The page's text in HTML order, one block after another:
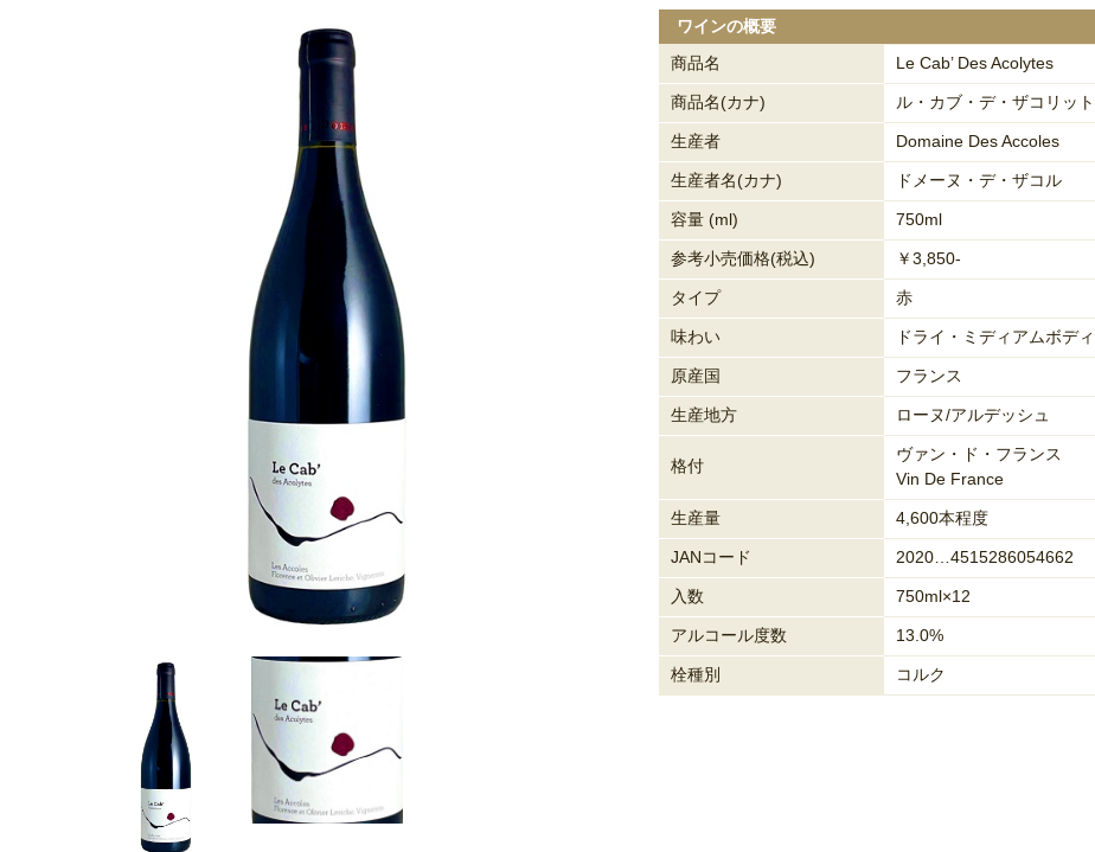
ワインの概要
商品名
Le Cab’ Des Acolytes
商品名(カナ) ル・カブ・デ・ザコリット
生産者 Domaine Des Accoles
生産者名(カナ) ドメーヌ・デ・ザコル
容量 (ml) 750ml
参考小売価格(税込) ￥3,850-
タイプ 赤
味わい ドライ・ミディアムボディ
原産国 フランス
生産地方 ローヌ/アルデッシュ
格付
ヴァン・ド・フランス
Vin De France
生産量 4,600本程度
JANコード 2020…4515286054662
入数 750ml×12
アルコール度数 13.0%
栓種別 コルク